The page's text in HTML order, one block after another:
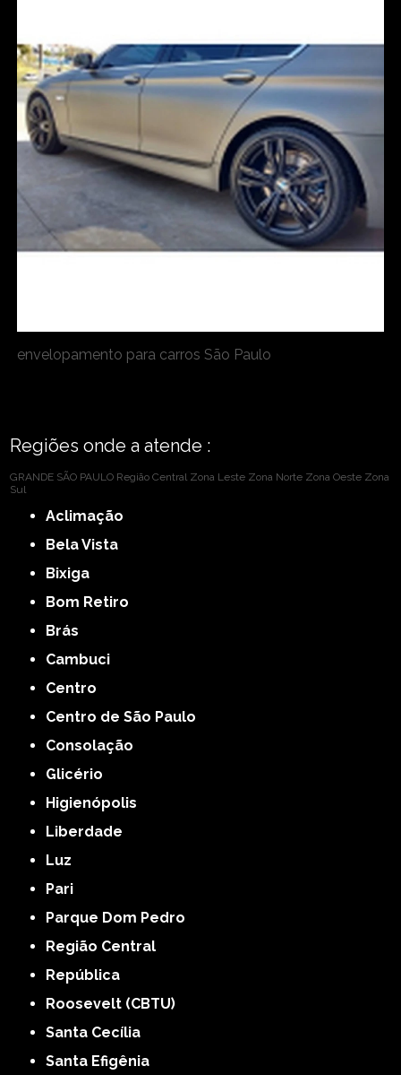
envelopamento para carros São Paulo
Regiões onde a atende :
GRANDE SÃO PAULO Região Central Zona Leste Zona Norte Zona Oeste Zona
Sul
Aclimação
Bela Vista
Bixiga
Bom Retiro
Brás
Cambuci
Centro
Centro de São Paulo
Consolação
Glicério
Higienópolis
Liberdade
Luz
Pari
Parque Dom Pedro
Região Central
República
Roosevelt (CBTU)
Santa Cecília
Santa Efigênia